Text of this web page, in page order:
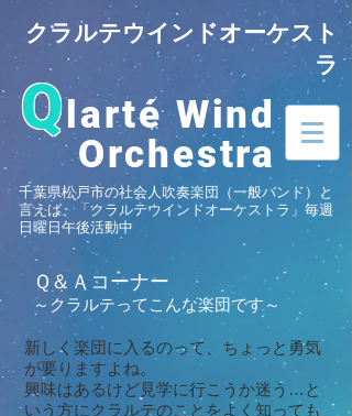
クラルテウインドオーケスト
ラ
Q larté Wind
Orchestra
千葉県松戸市の社会人吹奏楽団（一般バンド）と
言えば、「クラルテウインドオーケストラ」毎週
日曜日午後活動中
Ｑ＆Ａコーナー
～クラルテってこんな楽団です～
新しく楽団に入るのって、ちょっと勇気
が要りますよね。
興味はあるけど見学に行こうか迷う…と
いう方にクラルテのことをよく知っても